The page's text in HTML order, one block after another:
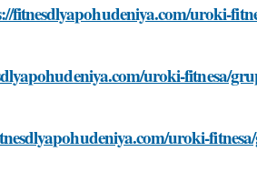
uroki-
uroki-fitnesa/
uroki-